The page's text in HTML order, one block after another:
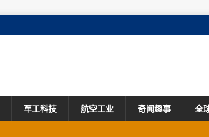
军工科技 航空工业 奇闻趣事 全